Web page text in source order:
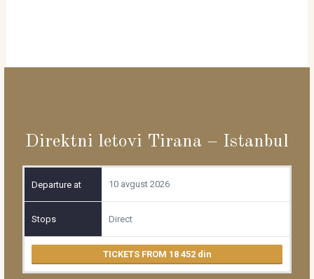
Direktni letovi Tirana – Istanbul
10 avgust 2026
Direct
TICKETS FROM 18 452